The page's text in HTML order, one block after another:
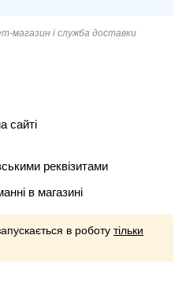
магазин і служба доставки
сайті
реквізитами
в магазині
в роботу тільки